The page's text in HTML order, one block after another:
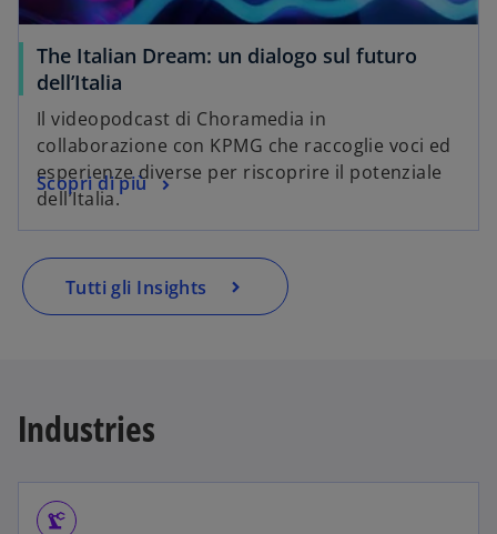
The Italian Dream: un dialogo sul futuro
dell’Italia
Il videopodcast di Choramedia in
collaborazione con KPMG che raccoglie voci ed
esperienze diverse per riscoprire il potenziale
dell’Italia.
Scopri di più
Tutti gli Insights
Industries
precision_manufacturing